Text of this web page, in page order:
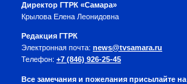
Директор ГТРК «Самара»
Крылова Елена Леонидовна
Редакция ГТРК
Электронная почта: news@tvsamara.ru
Телефон: +7 (846) 926-25-45
Все замечания и пожелания присылайте на